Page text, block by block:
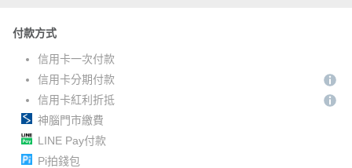
付款方式
信用卡一次付款
信用卡分期付款
信用卡紅利折抵
神腦門市繳費
LINE Pay付款
Pi拍錢包